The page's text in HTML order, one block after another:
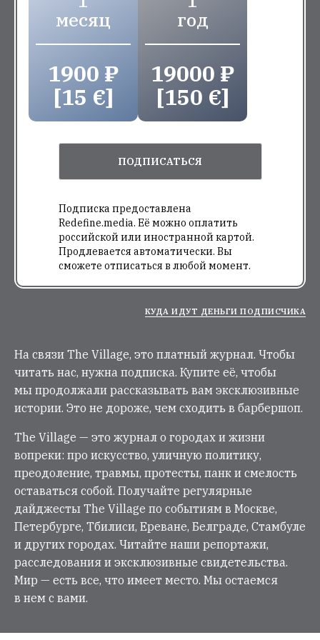
месяц
1900 ₽
[15 €]
год
19000 ₽
[150 €]
ПОДПИСАТЬСЯ
Подписка предоставлена
Redefine.media. Её можно оплатить
российской или иностранной картой.
Продлевается автоматически. Вы
сможете отписаться в любой момент.
КУДА ИДУТ ДЕНЬГИ ПОДПИСЧИКА
На связи The Village, это платный журнал. Чтобы
читать нас, нужна подписка. Купите её, чтобы
мы продолжали рассказывать вам эксклюзивные
истории. Это не дороже, чем сходить в барбершоп.
The Village — это журнал о городах и жизни
вопреки: про искусство, уличную политику,
преодоление, травмы, протесты, панк и смелость
оставаться собой. Получайте регулярные
дайджесты The Village по событиям в Москве,
Петербурге, Тбилиси, Ереване, Белграде, Стамбуле
и других городах. Читайте наши репортажи,
расследования и эксклюзивные свидетельства.
Мир — есть все, что имеет место. Мы остаемся
в нем с вами.